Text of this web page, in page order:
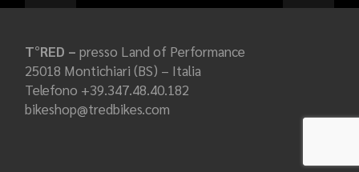
T°RED –presso Land of Performance
25018 Montichiari (BS) – Italia
Telefono +39.347.48.40.182
bikeshop@tredbikes.com